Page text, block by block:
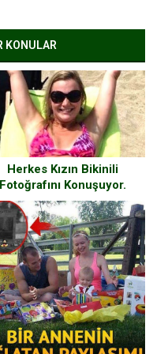
KONULAR
Herkes Kızın Bikinili
Fotoğrafını Konuşuyor.
Yakından Bakınca
Anlayacaksınız.